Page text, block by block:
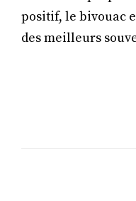
positif, le bivouac
des meilleurs